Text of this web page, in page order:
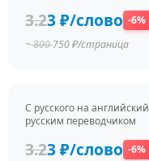
3.23 ₽/слово -6%
~800750 ₽/страница
С русского на английский
русским переводчиком
3.23 ₽/слово -6%